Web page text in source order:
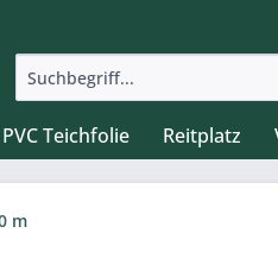
PVC Teichfolie Reitplatz
m